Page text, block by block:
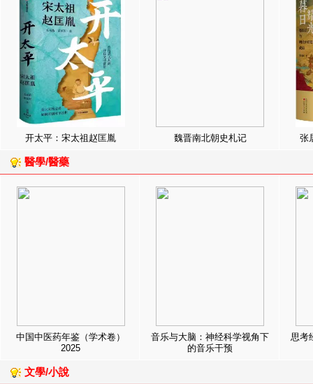
开太平：宋太祖赵匡胤 魏晋南北朝史札记 张
醫學/醫藥
中国中医药年鉴（学术卷）
2025
音乐与大脑：神经科学视角下
的音乐干预
思考
文學/小說